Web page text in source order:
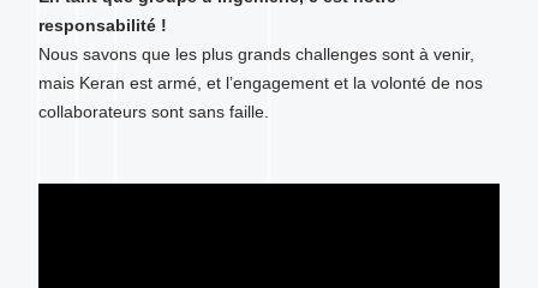
responsabilité !
Nous savons que les plus grands challenges sont à venir,
mais Keran est armé, et l’engagement et la volonté de nos
collaborateurs sont sans faille.